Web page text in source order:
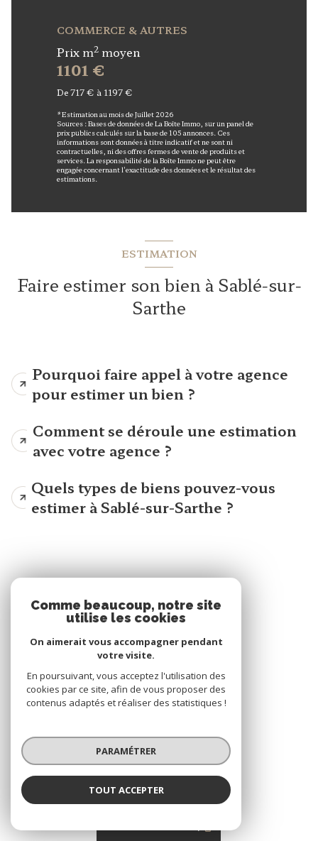
COMMERCE & AUTRES
Prix m2 moyen
1101 €
De 717 € à 1197 €
*Estimation au mois de Juillet 2026
Sources : Bases de données de La Boîte Immo, sur un panel de
prix publics calculés sur la base de 105 annonces. Ces
informations sont données à titre indicatif et ne sont ni
contractuelles, ni des offres fermes de vente de produits et
services. La responsabilité de la Boîte Immo ne peut être
engagée concernant l'exactitude des données et le résultat des
estimations.
ESTIMATION
Faire estimer son bien à Sablé-sur-
Sarthe
Pourquoi faire appel à votre agence
pour estimer un bien ?
Comment se déroule une estimation
avec votre agence ?
Quels types de biens pouvez-vous
estimer à Sablé-sur-Sarthe ?
VOTRE ESPACE
Espace propriétaire
Comme beaucoup, notre site
utilise les cookies
On aimerait vous accompagner pendant
votre visite.
En poursuivant, vous acceptez l'utilisation des
cookies par ce site, afin de vous proposer des
contenus adaptés et réaliser des statistiques !
PARAMÉTRER
TOUT ACCEPTER